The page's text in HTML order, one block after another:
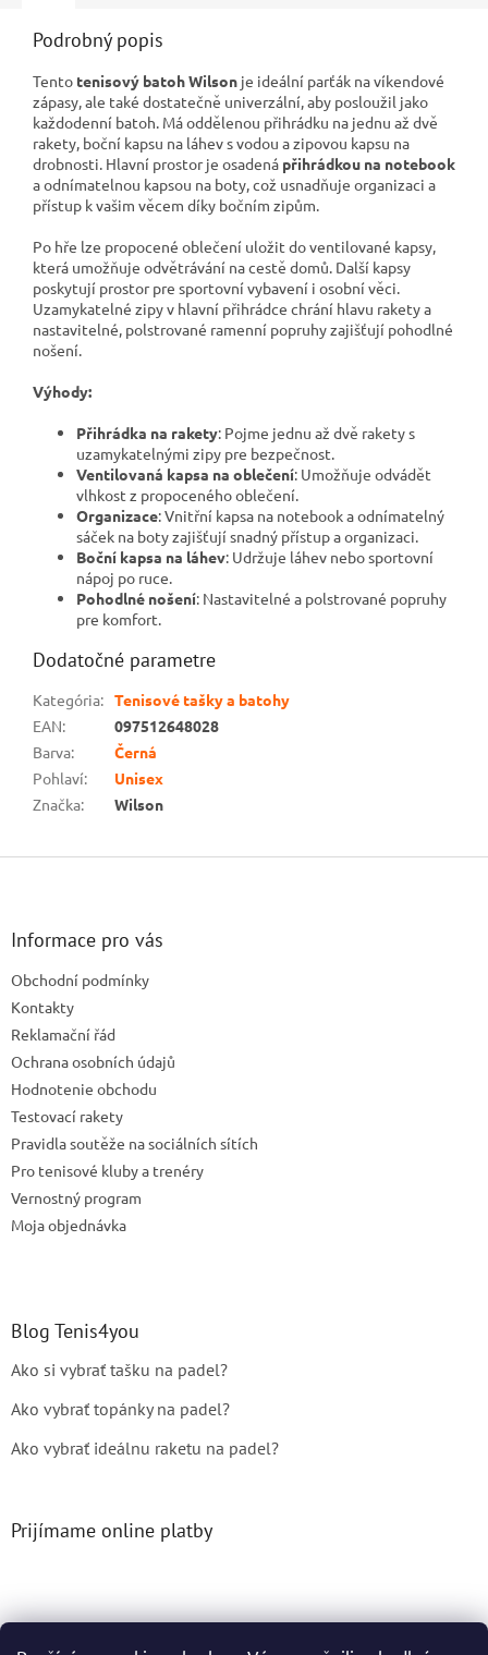
Podrobný popis
Tento tenisový batoh Wilson je ideální parťák na víkendové
zápasy, ale také dostatečně univerzální, aby posloužil jako
každodenní batoh. Má oddělenou přihrádku na jednu až dvě
rakety, boční kapsu na láhev s vodou a zipovou kapsu na
drobnosti. Hlavní prostor je osadená přihrádkou na notebook
a odnímatelnou kapsou na boty, což usnadňuje organizaci a
přístup k vašim věcem díky bočním zipům.
Po hře lze propocené oblečení uložit do ventilované kapsy,
která umožňuje odvětrávání na cestě domů. Další kapsy
poskytují prostor pre sportovní vybavení i osobní věci.
Uzamykatelné zipy v hlavní přihrádce chrání hlavu rakety a
nastavitelné, polstrované ramenní popruhy zajišťují pohodlné
nošení.
Výhody:
Přihrádka na rakety: Pojme jednu až dvě rakety s
uzamykatelnými zipy pre bezpečnost.
Ventilovaná kapsa na oblečení: Umožňuje odvádět
vlhkost z propoceného oblečení.
Organizace: Vnitřní kapsa na notebook a odnímatelný
sáček na boty zajišťují snadný přístup a organizaci.
Boční kapsa na láhev: Udržuje láhev nebo sportovní
nápoj po ruce.
Pohodlné nošení: Nastavitelné a polstrované popruhy
pre komfort.
Dodatočné parametre
Kategória: Tenisové tašky a batohy
EAN:
097512648028
Barva:
Černá
Pohlaví:
Unisex
Značka: Wilson
Z
Informace pro vás
Obchodní podmínky
Kontakty
Reklamační řád
Ochrana osobních údajů
Hodnotenie obchodu
Testovací rakety
Pravidla soutěže na sociálních sítích
Pro tenisové kluby a trenéry
Vernostný program
Moja objednávka
Blog Tenis4you
Ako si vybrať tašku na padel?
Ako vybrať topánky na padel?
Ako vybrať ideálnu raketu na padel?
Prijímame online platby